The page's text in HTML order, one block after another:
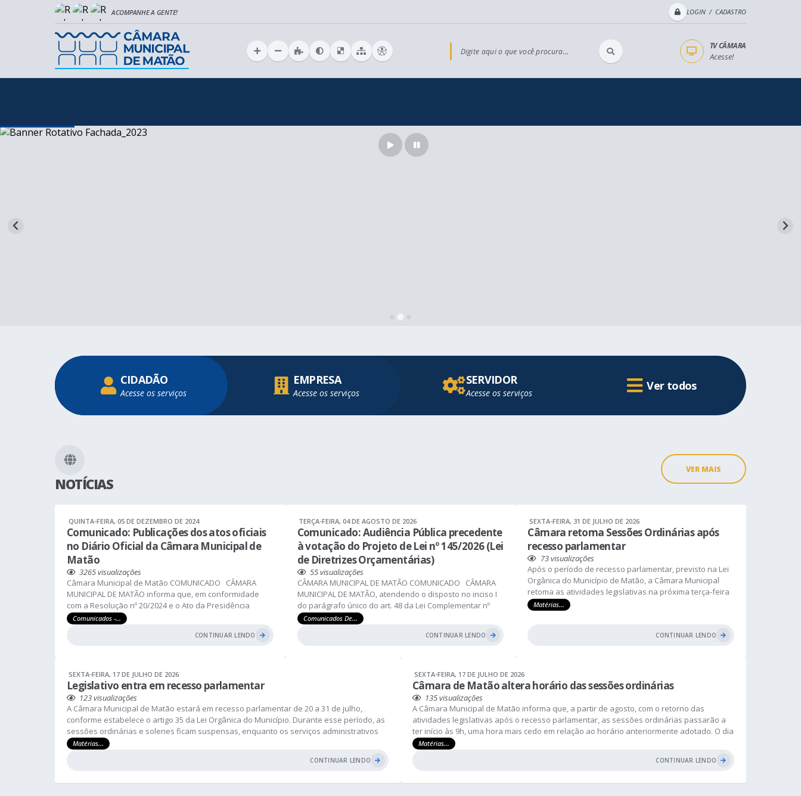
LOGIN / CADASTRO
Digite aqui o que você procura...
TV CÂMARA
Acesse!
CIDADÃO
Acesse os serviços
EMPRESA
Acesse os serviços
SERVIDOR
Acesse os serviços
Ver todos
NOTÍCIAS
VER MAIS
Comunicado: Publicações dos atos oficiais
no Diário Oficial da Câmara Municipal de
Matão
QUINTA-FEIRA 05 DE DEZEMBRO DE 2024
Comunicados -...
3265visualizações
Câmara Municipal de Matão COMUNICADO CÂMARA
MUNICIPAL DE MATÃO informa que, em conformidade
com a Resolução nº 20/2024 e o Ato da Presidência
nº04/2024, as publicações dos atos oficiais, que
anteriormente eram divulgadas na íntegra no jornal A
Comarca, passarão a ser realizadas no Diário Oficial da
CONTINUAR LENDO
Comunicado: Audiência Pública precedente
à votação do Projeto de Lei nº 145/2026 (Lei
de Diretrizes Orçamentárias)
TERÇA-FEIRA 04 DE AGOSTO DE 2026
Comunicados De...
55visualizações
CÂMARA MUNICIPAL DE MATÃO COMUNICADO CÂMARA
MUNICIPAL DE MATÃO, atendendo o disposto no inciso I
do parágrafo único do art. 48 da Lei Complementar nº
101, de 04 de maio de 2000 – Lei de Responsabilidade
Fiscal, alterada pela Lei Complementar nº 131, de 2009,
comunica aos interessados que será realizada no
CONTINUAR LENDO
Câmara retoma Sessões Ordinárias após
recesso parlamentar
SEXTA-FEIRA 31 DE JULHO DE 2026
Matérias...
73visualizações
Após o período de recesso parlamentar, previsto na Lei
Orgânica do Município de Matão, a Câmara Municipal
retoma as atividades legislativas na próxima terça-feira
(4), com a realização da 25ª Sessão Ordinária de 2026. A
sessão acontecerá em novo horário, a partir das 9h, na
Sala das Sessões Vereador Aldo Gorgatti, marcando o
CONTINUAR LENDO
Legislativo entra em recesso parlamentar
SEXTA-FEIRA 17 DE JULHO DE 2026
Matérias...
123visualizações
A Câmara Municipal de Matão estará em recesso parlamentar de 20 a 31 de julho,
conforme estabelece o artigo 35 da Lei Orgânica do Município. Durante esse período, as
sessões ordinárias e solenes ficam suspensas, enquanto os serviços administrativos
da Casa seguem funcionando normalmente. O atendimento ao público seguirá sendo
CONTINUAR LENDO
Câmara de Matão altera horário das sessões ordinárias
SEXTA-FEIRA 17 DE JULHO DE 2026
Matérias...
135visualizações
A Câmara Municipal de Matão informa que, a partir de agosto, com o retorno das
atividades legislativas após o recesso parlamentar, as sessões ordinárias passarão a
ter início às 9h, uma hora mais cedo em relação ao horário anteriormente adotado. O dia
de realização permanece o mesmo, todas as terças-feiras, conforme alteração
CONTINUAR LENDO